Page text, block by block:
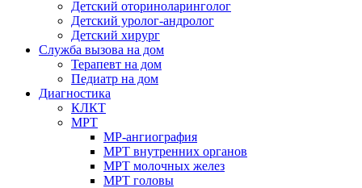
Детский оториноларинголог
Детский уролог-андролог
Детский хирург
Служба вызова на дом
Терапевт на дом
Педиатр на дом
Диагностика
КЛКТ
МРТ
МР-ангиография
МРТ внутренних органов
МРТ молочных желез
МРТ головы